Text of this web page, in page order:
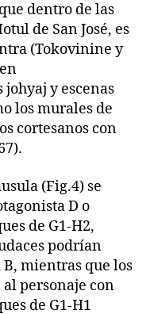
dentro de las
de San José, es
(Tokovinine y
y escenas
los murales de
cortesanos con
(Fig.4) se
D o
de G1-H2,
podrían
mientras que los
personaje con
de G1-H1